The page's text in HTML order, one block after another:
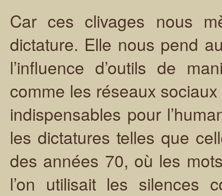
Car ces clivages nous
dictature. Elle nous pend
l’influence d’outils de
comme les réseaux
indispensables pour
les dictatures telles que
des années 70, où les
l’on utilisait les silences